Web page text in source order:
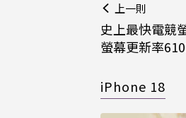
上一則
史上最快電競
螢幕更新率
iPhone 18